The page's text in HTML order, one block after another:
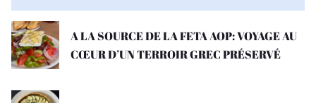
A LA SOURCE DE LA FETA AOP: VOYAGE AU
CŒUR D’UN TERROIR GREC PRÉSERVÉ